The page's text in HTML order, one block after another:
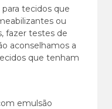
tecidos que
ou
fazer testes de
aconselhamos a
que tenham
emulsão